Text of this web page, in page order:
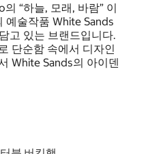
“하늘, 모래, 바람” 이
예술작품 White Sands
고 있는 브랜드입니다.
단순함 속에서 디자인
White Sands의 아이덴